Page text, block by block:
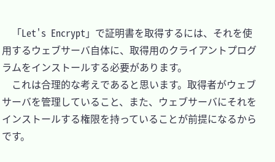
「Let's Encrypt」で証明書を取得するには、それを使
用するウェブサーバ自体に、取得用のクライアントプログ
ラムをインストールする必要があります。
これは合理的な考えであると思います。取得者がウェブ
サーバを管理していること、また、ウェブサーバにそれを
インストールする権限を持っていることが前提になるから
です。